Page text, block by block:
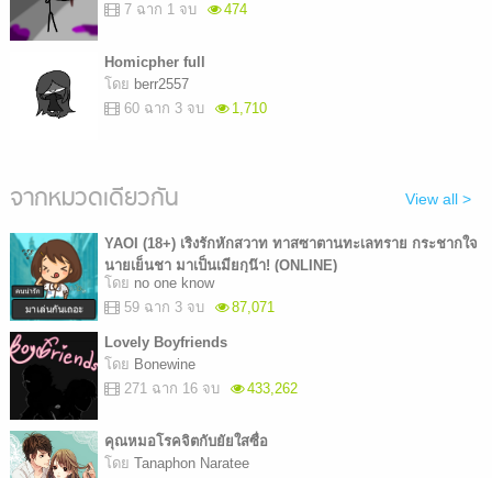
7 ฉาก 1 จบ
474
Homicpher full
โดย berr2557
60 ฉาก 3 จบ
1,710
จากหมวดเดียวกัน View all >
YAOI (18+) เริงรักหักสวาท ทาสซาตานทะเลทราย กระชากใจ
นายเย็นชา มาเป็นเมียกุน๊า! (ONLINE)
โดย no one know
59 ฉาก 3 จบ
87,071
Lovely Boyfriends
โดย Bonewine
271 ฉาก 16 จบ
433,262
คุณหมอโรคจิตกับยัยใสซื่อ
โดย Tanaphon Naratee